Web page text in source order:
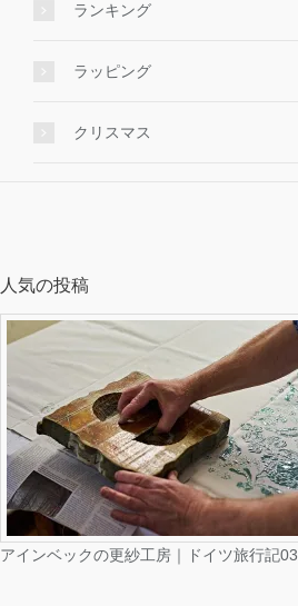
ランキング
ラッピング
クリスマス
人気の投稿
アインベックの更紗工房｜ドイツ旅行記03